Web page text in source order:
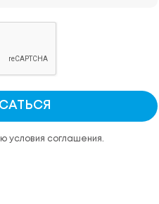
условия соглашения.